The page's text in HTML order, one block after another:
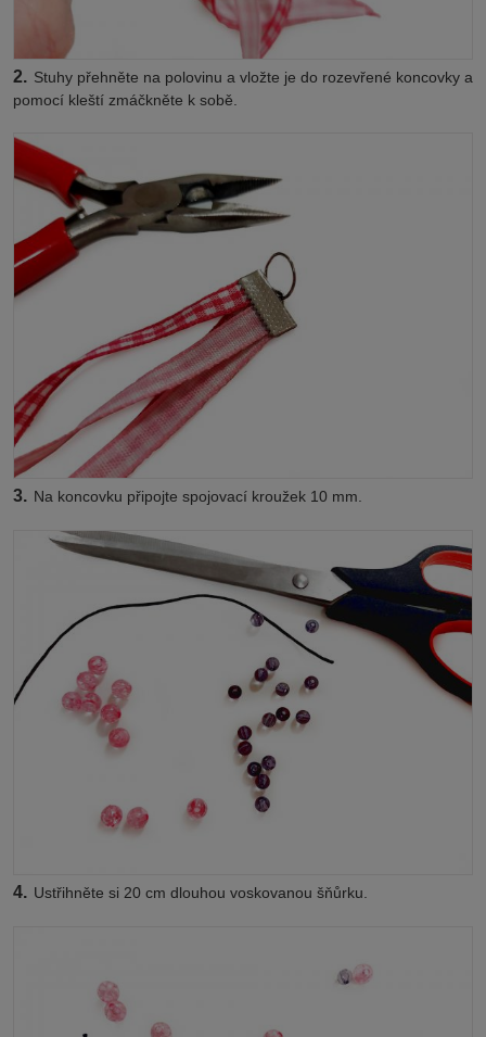
2. Stuhy přehněte na polovinu a vložte je do rozevřené koncovky a
pomocí kleští zmáčkněte k sobě.
3. Na koncovku připojte spojovací kroužek 10 mm.
4. Ustřihněte si 20 cm dlouhou voskovanou šňůrku.